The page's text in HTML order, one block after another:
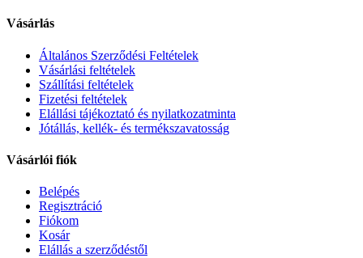
Vásárlás
Általános Szerződési Feltételek
Vásárlási feltételek
Szállítási feltételek
Fizetési feltételek
Elállási tájékoztató és nyilatkozatminta
Jótállás, kellék- és termékszavatosság
Vásárlói fiók
Belépés
Regisztráció
Fiókom
Kosár
Elállás a szerződéstől